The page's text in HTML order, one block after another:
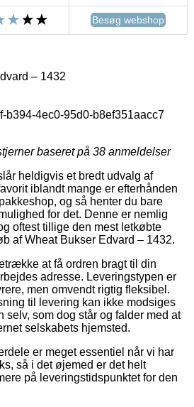
Besøg webshop
– 1432
b394-4ec0-95d0-b8ef351aacc7
baseret på 38 anmeldelser
heldigvis et bredt udvalg af
iblandt mange er efterhånden
og så henter du bare
for det. Denne er nemlig
oftest tillige den mest letkøbte
af Wheat Bukser Edvard – 1432.
at få ordren bragt til din
adresse. Leveringstypen er
men omvendt rigtig fleksibel.
til levering kan ikke modsiges
som dog står og falder med at
selskabets hjemsted.
er meget essentiel når vi har
så i det øjemed er det helt
på leveringstidspunktet for den